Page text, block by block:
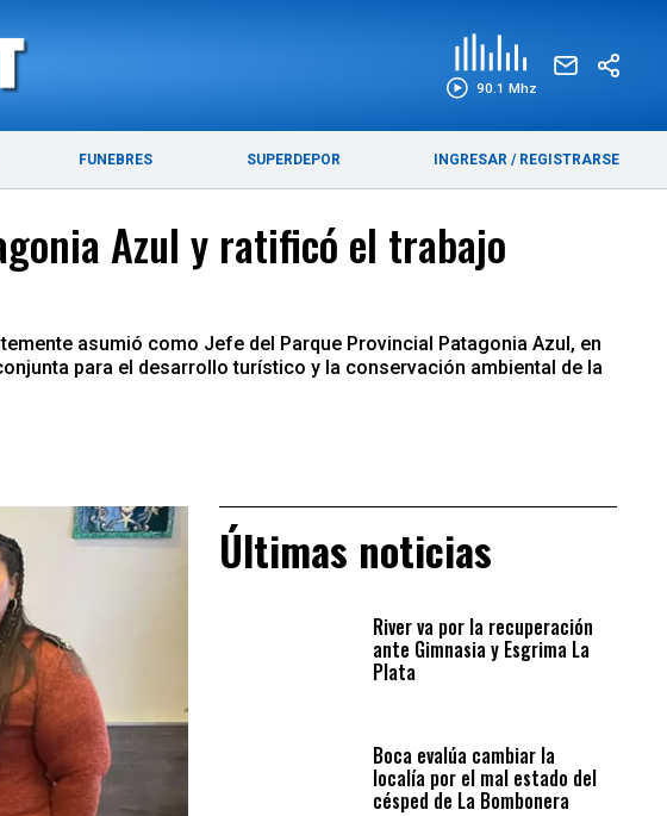
90.1 Mhz
FUNEBRES SUPERDEPOR INGRESAR / REGISTRARSE
PUERTO MADRYN
Azul y ratificó el trabajo
asumió como Jefe del Parque Provincial Patagonia Azul, en
para el desarrollo turístico y la conservación ambiental de la
Últimas noticias
River va por la recuperación
ante Gimnasia y Esgrima La
Plata
Boca evalúa cambiar la
localía por el mal estado del
césped de La Bombonera